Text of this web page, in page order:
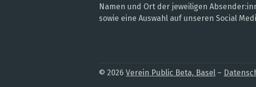
Namen und Ort der jeweiligen
sowie eine Auswahl auf unseren Social
© 2026 Verein Public Beta, Basel –